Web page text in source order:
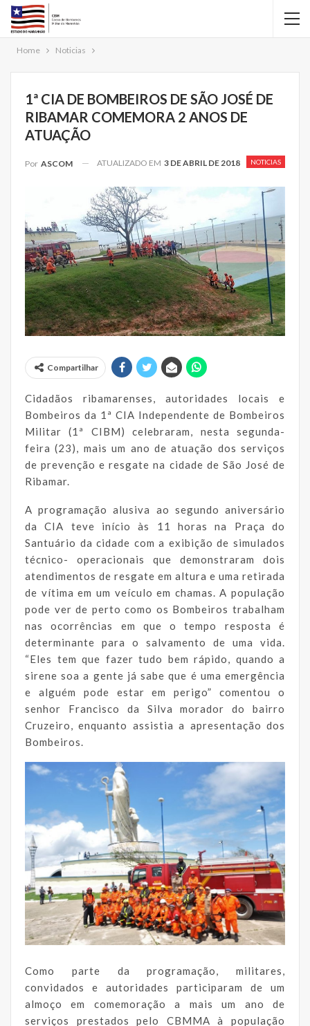
Home Noticias
1ª CIA DE BOMBEIROS DE SÃO JOSÉ DE
RIBAMAR COMEMORA 2 ANOS DE
ATUAÇÃO
NOTICIAS
Por ASCOM ATUALIZADO EM 3 DE ABRIL DE 2018
Compartilhar
Cidadãos ribamarenses, autoridades locais e
Bombeiros da 1ª CIA Independente de Bombeiros
Militar (1ª CIBM) celebraram, nesta segunda-
feira (23), mais um ano de atuação dos serviços
de prevenção e resgate na cidade de São José de
Ribamar.
A programação alusiva ao segundo aniversário
da CIA teve início às 11 horas na Praça do
Santuário da cidade com a exibição de simulados
técnico- operacionais que demonstraram dois
atendimentos de resgate em altura e uma retirada
de vítima em um veículo em chamas. A população
pode ver de perto como os Bombeiros trabalham
nas ocorrências em que o tempo resposta é
determinante para o salvamento de uma vida.
“Eles tem que fazer tudo bem rápido, quando a
sirene soa a gente já sabe que é uma emergência
e alguém pode estar em perigo” comentou o
senhor Francisco da Silva morador do bairro
Cruzeiro, enquanto assistia a apresentação dos
Bombeiros.
Como parte da programação, militares,
convidados e autoridades participaram de um
almoço em comemoração a mais um ano de
serviços prestados pelo CBMMA à população